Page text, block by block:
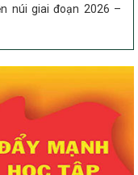
quốc gia xây dựng
triển kinh tế – xã
mục tiều quốc gia xây
và phát triển kinh tế –
núi giai đoạn 2026